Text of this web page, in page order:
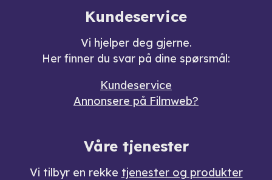
Kundeservice
Vi hjelper deg gjerne.
Her finner du svar på dine spørsmål:
Kundeservice
Annonsere på Filmweb?
Våre tjenester
Vi tilbyr en rekke tjenester og produkter